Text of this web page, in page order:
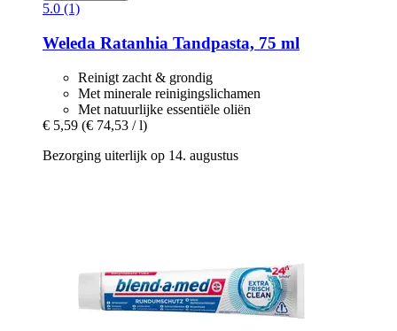
5.0 (1)
Weleda Ratanhia Tandpasta, 75 ml
Reinigt zacht & grondig
Met minerale reinigingslichamen
Met natuurlijke essentiële oliën
€ 5,59 (€ 74,53 / l)
Bezorging uiterlijk op 14. augustus